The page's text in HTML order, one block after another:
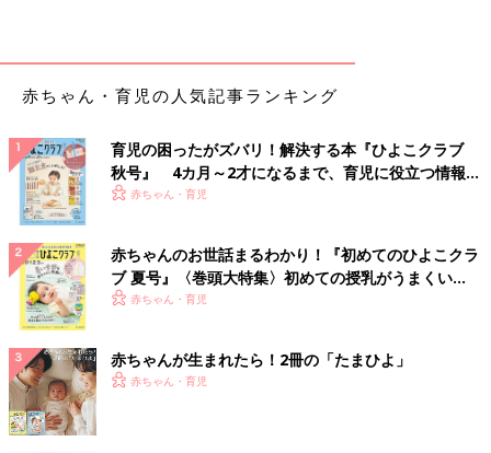
赤ちゃん・育児の人気記事ランキング
育児の困ったがズバリ！解決する本『ひよこクラブ
秋号』 4カ月～2才になるまで、育児に役立つ情報が
いっぱい！
赤ちゃん・育児
赤ちゃんのお世話まるわかり！『初めてのひよこクラ
ブ 夏号』〈巻頭大特集〉初めての授乳がうまくい
く！ おっぱい・ミルクの基本と夏のトラブル 解決テ
赤ちゃん・育児
赤ちゃんが生まれたら！2冊の「たまひよ」
赤ちゃん・育児